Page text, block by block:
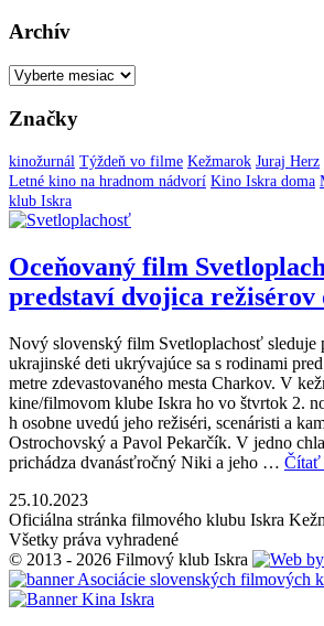
Archív
Archív
Značky
kinožurnál Týždeň vo filme Kežmarok Juraj Herz
Letné kino na hradnom nádvorí Kino Iskra doma
klub Iskra
Oceňovaný film
predstaví dvojica režisérov
Nový slovenský film Svetloplachosť sleduje
ukrajinské deti ukrývajúce sa s rodinami
metre zdevastovaného mesta Charkov. V
kine/filmovom klube Iskra ho vo štvrtok 2.
h osobne uvedú jeho režiséri, scenáristi a
Ostrochovský a Pavol Pekarčík. V jedno
prichádza dvanásťročný Niki a jeho … Čítať
25.10.2023
Oficiálna stránka filmového klubu Iskra
Všetky práva vyhradené
© 2013 - 2026 Filmový klub Iskra